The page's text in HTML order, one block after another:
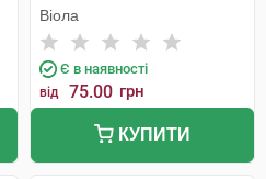
Віола
Є в наявності
від 75.00 грн
КУПИТИ